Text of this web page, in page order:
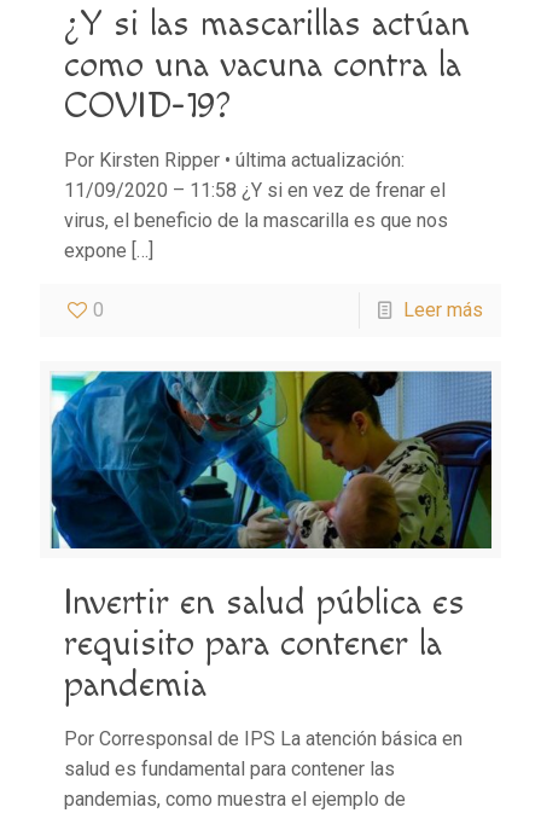
¿Y si las mascarillas actúan
como una vacuna contra la
COVID-19?
Por Kirsten Ripper • última actualización:
11/09/2020 – 11:58 ¿Y si en vez de frenar el
virus, el beneficio de la mascarilla es que nos
expone […]
0 Leer más
Invertir en salud pública es
requisito para contener la
pandemia
Por Corresponsal de IPS La atención básica en
salud es fundamental para contener las
pandemias, como muestra el ejemplo de